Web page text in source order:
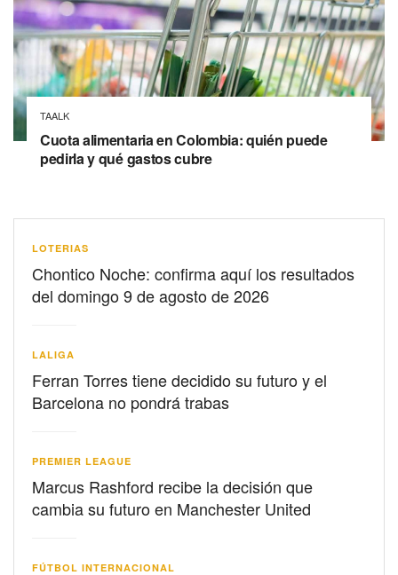
TAALK
Cuota alimentaria en Colombia: quién puede
pedirla y qué gastos cubre
LOTERIAS
Chontico Noche: confirma aquí los resultados
del domingo 9 de agosto de 2026
LALIGA
Ferran Torres tiene decidido su futuro y el
Barcelona no pondrá trabas
PREMIER LEAGUE
Marcus Rashford recibe la decisión que
cambia su futuro en Manchester United
FÚTBOL INTERNACIONAL